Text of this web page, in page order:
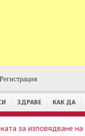
Регистрация
ЗДРАВЕ КАК ДА
за изповядване на